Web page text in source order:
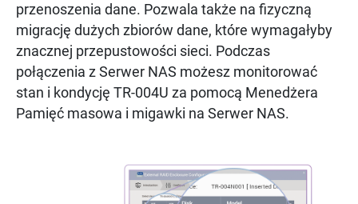
przenoszenia dane. Pozwala także na fizyczną
migrację dużych zbiorów dane, które wymagałyby
znacznej przepustowości sieci. Podczas
połączenia z Serwer NAS możesz monitorować
stan i kondycję TR-004U za pomocą Menedżera
Pamięć masowa i migawki na Serwer NAS.